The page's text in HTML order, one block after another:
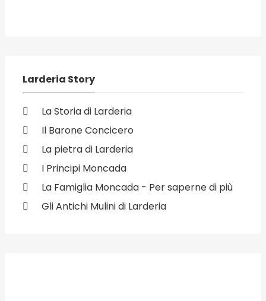
Larderia Story
La Storia di Larderia
Il Barone Concicero
La pietra di Larderia
I Principi Moncada
La Famiglia Moncada - Per saperne di più
Gli Antichi Mulini di Larderia